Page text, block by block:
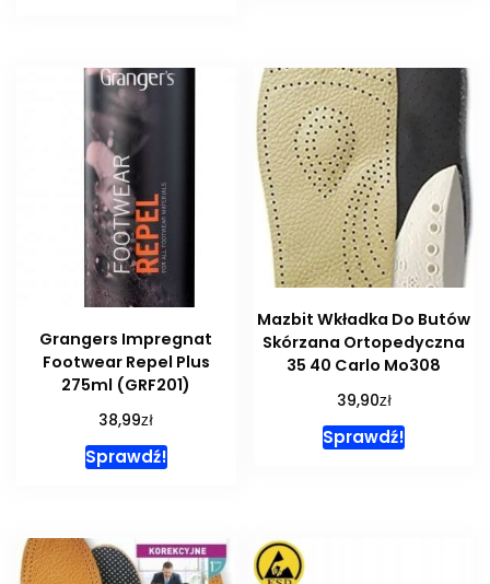
Grangers Impregnat
Footwear Repel Plus
275ml (GRF201)
38,99zł
Sprawdź!
Mazbit Wkładka Do Butów
Skórzana Ortopedyczna
35 40 Carlo Mo308
39,90zł
Sprawdź!